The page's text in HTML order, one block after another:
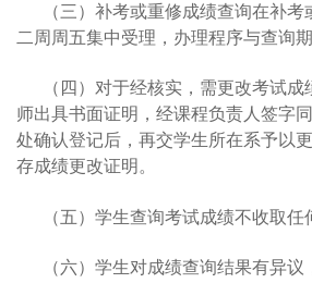
（三）补考或重修成绩查询在补
二周周五集中受理，办理程序与查询期
（四）对于经核实，需更改考试
师出具书面证明，经课程负责人签字
处确认登记后，再交学生所在系予以
存成绩更改证明。
（五）学生查询考试成绩不收取任
（六）学生对成绩查询结果有异